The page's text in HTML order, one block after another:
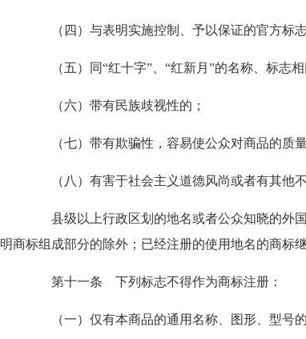
（四）与表明实施控制、予以保证的官方标志、
（五）同“红十字”、“红新月”的名称、标志相
（六）带有民族歧视性的；
（七）带有欺骗性，容易使公众对商品的质量
（八）有害于社会主义道德风尚或者有其他不
县级以上行政区划的地名或者公众知晓的外国地
明商标组成部分的除外；已经注册的使用地名的商标
第十一条 下列标志不得作为商标注册：
（一）仅有本商品的通用名称、图形、型号的